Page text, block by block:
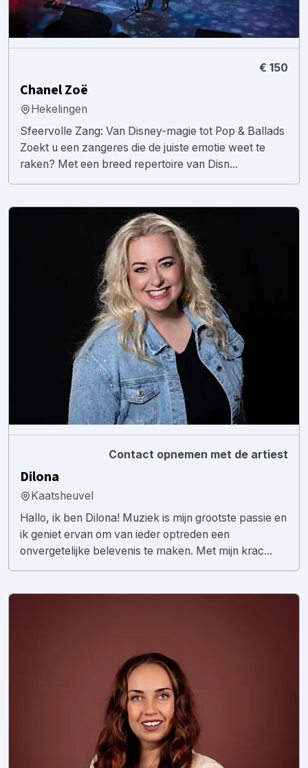
€ 150
Chanel Zoë
Hekelingen
​Sfeervolle Zang: Van Disney-magie tot Pop & Ballads ​
Zoekt u een zangeres die de juiste emotie weet te
raken? Met een breed repertoire van Disn...
Contact opnemen met de artiest
Dilona
Kaatsheuvel
Hallo, ik ben Dilona! Muziek is mijn grootste passie en
ik geniet ervan om van ieder optreden een
onvergetelijke belevenis te maken. Met mijn krac...